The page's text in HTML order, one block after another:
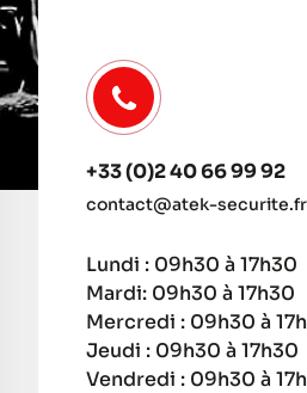
+33 (0)2 40 66 99 92
contact@atek-securite.fr
Lundi : 09h30 à 17h30
Mardi: 09h30 à 17h30
Mercredi : 09h30 à
Jeudi : 09h30 à 17h30
Vendredi : 09h30 à